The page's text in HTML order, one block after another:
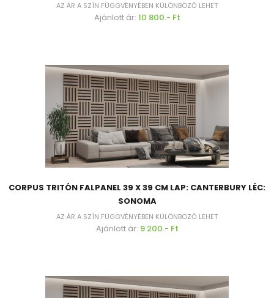
AZ ÁR A SZÍN FÜGGVÉNYÉBEN KÜLÖNBÖZŐ LEHET
Ajánlott ár: 10 800.- Ft
CORPUS TRITÓN FALPANEL 39 X 39 CM LAP: CANTERBURY LÉC:
SONOMA
AZ ÁR A SZÍN FÜGGVÉNYÉBEN KÜLÖNBÖZŐ LEHET
Ajánlott ár: 9 200.- Ft